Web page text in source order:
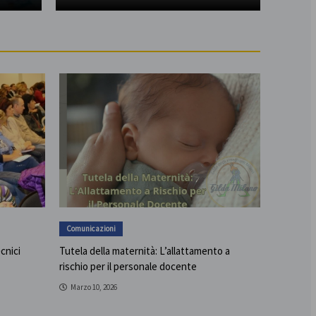
Comunicazioni
Tutela della maternità: L’allattamento a
rischio per il personale docente
Marzo 10, 2026